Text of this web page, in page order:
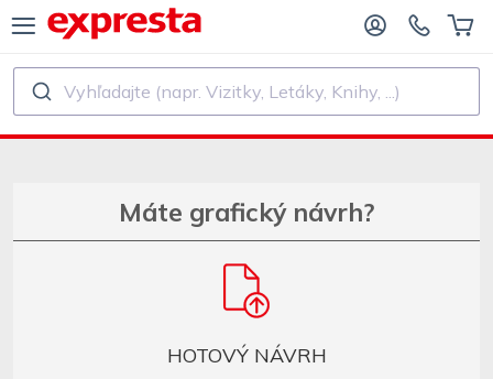
PRODUKTY
VYDAVATEĽSTVÁ A AUTOROV
Vyhľadajte (napr. Vizitky, Letáky, Knihy, ...)
Máte grafický návrh?
HOTOVÝ NÁVRH